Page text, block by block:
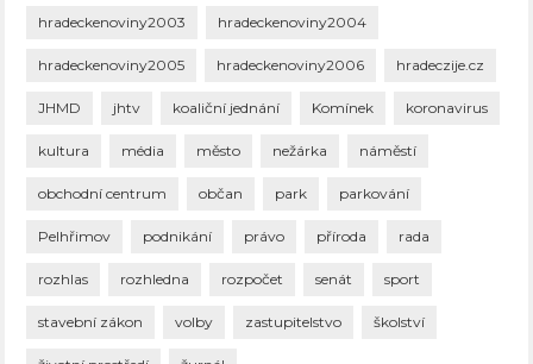
hradeckenoviny2003 hradeckenoviny2004
hradeckenoviny2005 hradeckenoviny2006 hradeczije.cz
JHMD jhtv koaliční jednání Komínek koronavirus
kultura média město nežárka náměstí
obchodní centrum občan park parkování
Pelhřimov podnikání právo příroda rada
rozhlas rozhledna rozpočet senát sport
stavební zákon volby zastupitelstvo školství